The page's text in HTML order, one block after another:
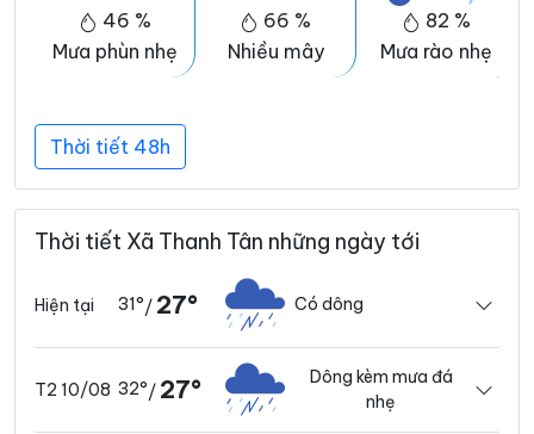
46 %
Mưa phùn nhẹ
66 %
Nhiều mây
82 %
Mưa rào nhẹ
Thời tiết 48h
Thời tiết Xã Thanh Tân những ngày tới
Hiện tại 31°/ 27° Có dông
T2 10/08 32°/ 27°
Dông kèm mưa đá
nhẹ